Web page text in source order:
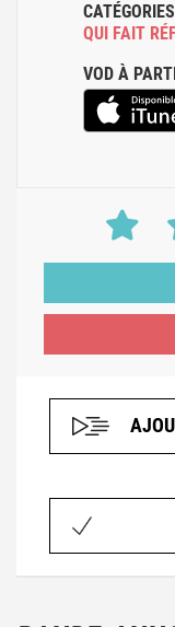
CATÉGORIES
QUI FAIT
VOD À